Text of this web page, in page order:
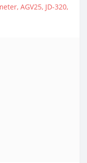
, AGV25, JD-320,